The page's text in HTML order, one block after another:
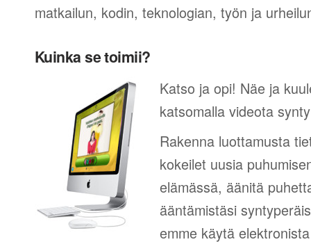
matkailun, kodin, teknologian, työn ja
Kuinka se toimii?
Katso ja opi! Näe ja
katsomalla videota
Rakenna luottamusta
kokeilet uusia
elämässä, äänitä
ääntämistäsi
emme käytä